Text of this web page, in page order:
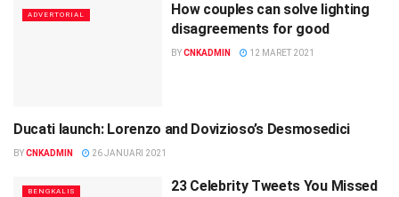
ADVERTORIAL
How couples can solve lighting
disagreements for good
BYCNKADMIN 12 MARET 2021
BENGKALIS
Ducati launch: Lorenzo and Dovizioso’s Desmosedici
BYCNKADMIN 26 JANUARI 2021
BENGKALIS
23 Celebrity Tweets You Missed